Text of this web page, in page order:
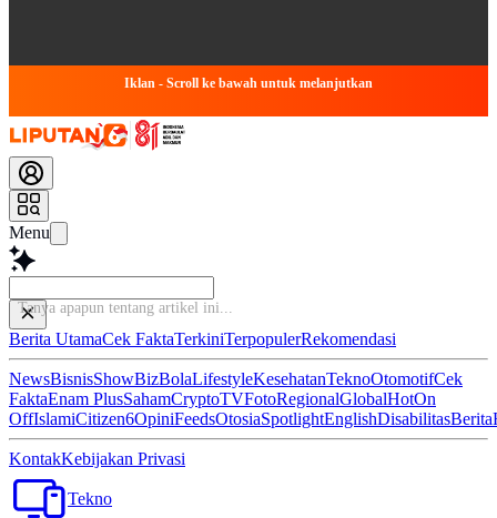
Iklan - Scroll ke bawah untuk melanjutkan
Menu
Baca leb
Berita UtamaCek FaktaTerkiniTerpopulerRekomendasi
NewsBisnisShowBizBolaLifestyleKesehatanTeknoOtomotifCek
FaktaEnam PlusSahamCryptoTVFotoRegionalGlobalHotOn
OffIslamiCitizen6OpiniFeedsOtosiaSpotlightEnglishDisabilitasBerita
KontakKebijakan Privasi
Tekno